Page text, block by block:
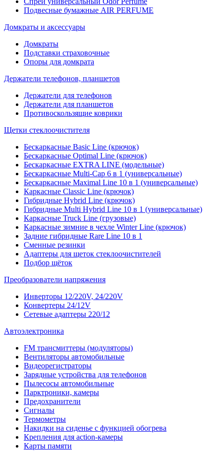
Подвесные бумажные AIR PERFUME
Домкраты и аксессуары
Домкраты
Подставки страховочные
Опоры для домкрата
Держатели телефонов, планшетов
Держатели для телефонов
Держатели для планшетов
Противоскользящие коврики
Щетки стеклоочистителя
Бескаркасные Basic Line (крючок)
Бескаркасные Optimal Line (крючок)
Бескаркасные EXTRA LINE (модельные)
Бескаркасные Multi-Cap 6 в 1 (универсальные)
Бескаркасные Maximal Line 10 в 1 (универсальные)
Каркасные Classic Line (крючок)
Гибридные Hybrid Line (крючок)
Гибридные Multi Hybrid Line 10 в 1 (универсальные)
Каркасные Truck Line (грузовые)
Каркасные зимние в чехле Winter Line (крючок)
Задние гибридные Rare Line 10 в 1
Сменные резинки
Адаптеры для щеток стеклоочистителей
Подбор щёток
Преобразователи напряжения
Инверторы 12/220V, 24/220V
Конвертеры 24/12V
Сетевые адаптеры 220/12
Автоэлектроника
FM трансмиттеры (модуляторы)
Вентиляторы автомобильные
Видеорегистраторы
Зарядные устройства для телефонов
Пылесосы автомобильные
Парктроники, камеры
Предохранители
Сигналы
Термометры
Накидки на сиденье с функцией обогрева
Крепления для action-камеры
Карты памяти